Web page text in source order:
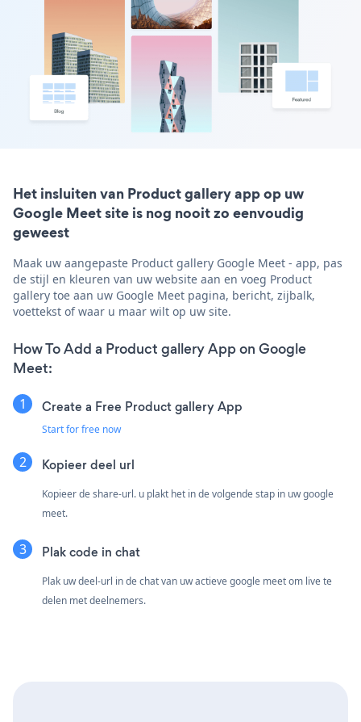
Het insluiten van Product gallery app op uw
Google Meet site is nog nooit zo eenvoudig
geweest
Maak uw aangepaste Product gallery Google Meet - app, pas
de stijl en kleuren van uw website aan en voeg Product
gallery toe aan uw Google Meet pagina, bericht, zijbalk,
voettekst of waar u maar wilt op uw site.
How To Add a Product gallery App on Google
Meet:
Create a Free Product gallery App
Start for free now
Kopieer deel url
Kopieer de share-url. u plakt het in de volgende stap in uw google
meet.
Plak code in chat
Plak uw deel-url in de chat van uw actieve google meet om live te
delen met deelnemers.